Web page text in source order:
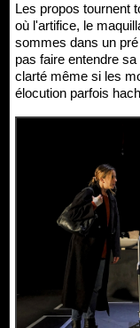
Les propos tournent
où l'artifice, le
sommes dans un
pas faire entendre
clarté même si les
élocution parfois